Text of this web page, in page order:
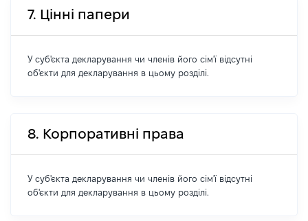
7. Цінні папери
У суб'єкта декларування чи членів його сім'ї відсутні
об'єкти для декларування в цьому розділі.
8. Корпоративні права
У суб'єкта декларування чи членів його сім'ї відсутні
об'єкти для декларування в цьому розділі.